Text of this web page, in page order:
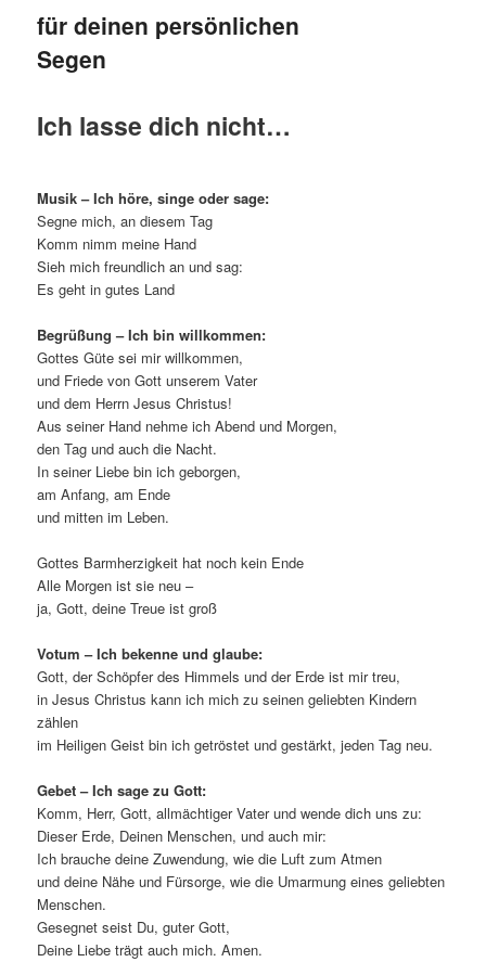
für deinen persönlichen
Segen
Ich lasse dich nicht…
Musik – Ich höre, singe oder sage:
Segne mich, an diesem Tag
Komm nimm meine Hand
Sieh mich freundlich an und sag:
Es geht in gutes Land
Begrüßung – Ich bin willkommen:
Gottes Güte sei mir willkommen,
und Friede von Gott unserem Vater
und dem Herrn Jesus Christus!
Aus seiner Hand nehme ich Abend und Morgen,
den Tag und auch die Nacht.
In seiner Liebe bin ich geborgen,
am Anfang, am Ende
und mitten im Leben.
Gottes Barmherzigkeit hat noch kein Ende
Alle Morgen ist sie neu –
ja, Gott, deine Treue ist groß
Votum – Ich bekenne und glaube:
Gott, der Schöpfer des Himmels und der Erde ist mir treu,
in Jesus Christus kann ich mich zu seinen geliebten Kindern
zählen
im Heiligen Geist bin ich getröstet und gestärkt, jeden Tag neu.
Gebet – Ich sage zu Gott:
Komm, Herr, Gott, allmächtiger Vater und wende dich uns zu:
Dieser Erde, Deinen Menschen, und auch mir:
Ich brauche deine Zuwendung, wie die Luft zum Atmen
und deine Nähe und Fürsorge, wie die Umarmung eines geliebten
Menschen.
Gesegnet seist Du, guter Gott,
Deine Liebe trägt auch mich. Amen.